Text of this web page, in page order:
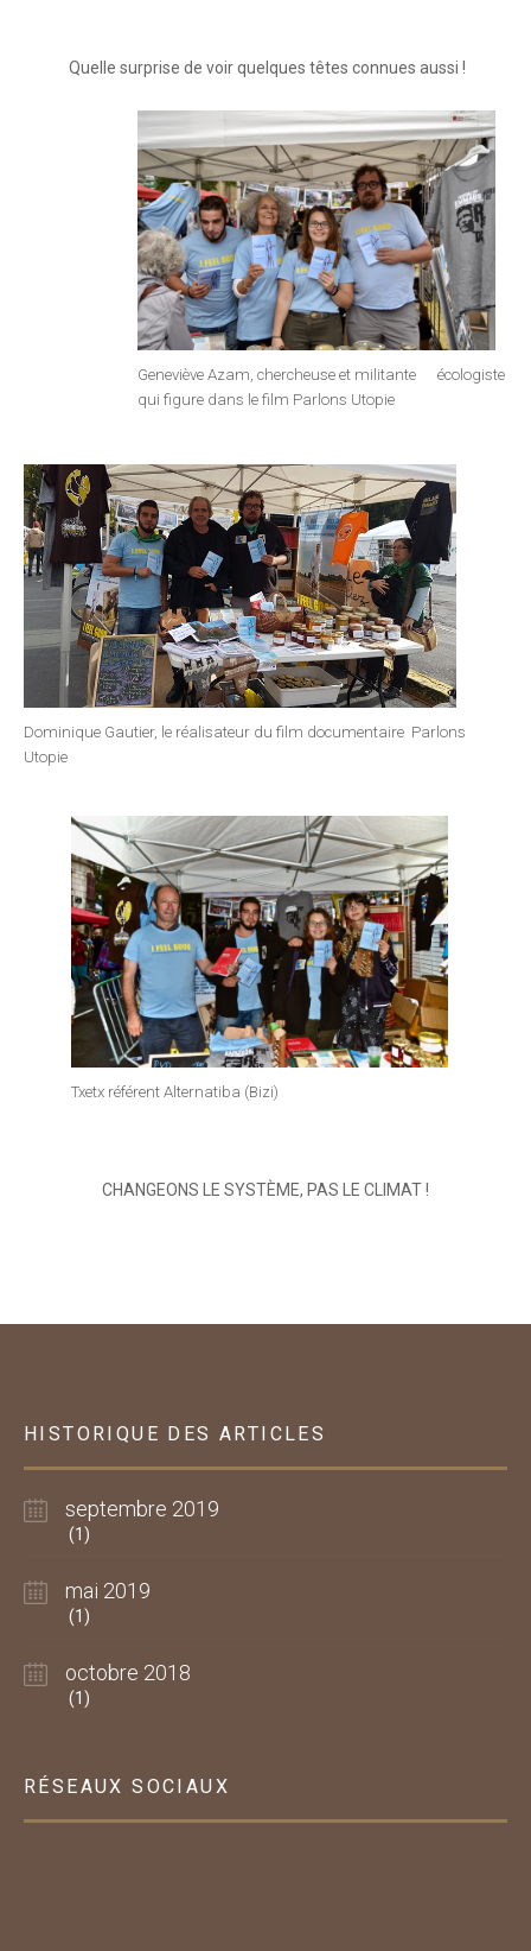
Quelle surprise de voir quelques têtes connues aussi !
Geneviève Azam, chercheuse et militante écologiste
qui figure dans le film Parlons Utopie
Dominique Gautier, le réalisateur du film documentaire Parlons
Utopie
Txetx référent Alternatiba (Bizi)
CHANGEONS LE SYSTÈME, PAS LE CLIMAT !
HISTORIQUE DES ARTICLES
septembre 2019
(1)
mai 2019
(1)
octobre 2018
(1)
RÉSEAUX SOCIAUX